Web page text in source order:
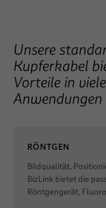
Unsere
Kupferkabel
Vorteile in
Anwendungen
RÖNTGEN
Bildqualität,
BizLink bietet die
Röntgengerät,